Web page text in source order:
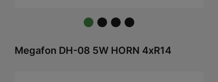
Megafon DH-08 5W HORN 4xR14